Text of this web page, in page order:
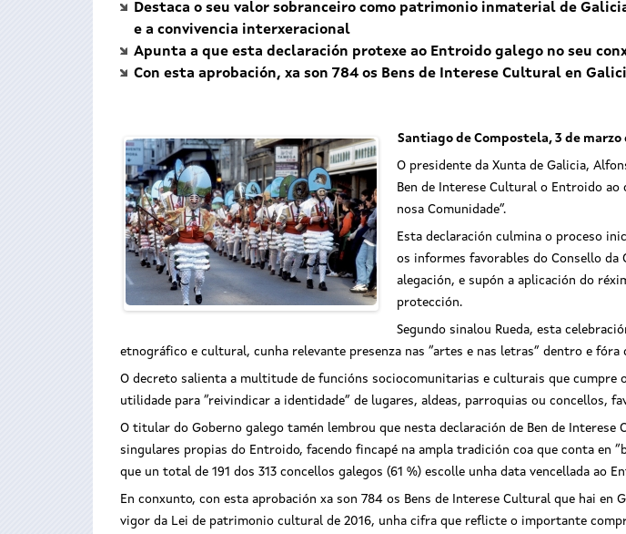
Destaca o seu valor sobranceiro como patrimonio inmaterial de
e a convivencia interxeracional
Apunta a que esta declaración protexe ao Entroido galego no seu
Con esta aprobación, xa son 784 os Bens de Interese Cultural en
Santiago de Compostela, 3 de marzo
O presidente da Xunta de Galicia,
Ben de Interese Cultural o Entroido
nosa Comunidade”.
Esta declaración culmina o proceso
os informes favorables do Consello da
alegación, e supón a aplicación do
protección.
Segundo sinalou Rueda, esta
etnográfico e cultural, cunha relevante presenza nas “artes e nas letras” dentro e fóra
O decreto salienta a multitude de funcións sociocomunitarias e culturais que cumpre
utilidade para “reivindicar a identidade” de lugares, aldeas, parroquias ou concellos,
O titular do Goberno galego tamén lembrou que nesta declaración de Ben de
singulares propias do Entroido, facendo fincapé na ampla tradición coa que conta en
que un total de 191 dos 313 concellos galegos (61 %) escolle unha data vencellada ao
En conxunto, con esta aprobación xa son 784 os Bens de Interese Cultural que hai en
vigor da Lei de patrimonio cultural de 2016, unha cifra que reflicte o importante